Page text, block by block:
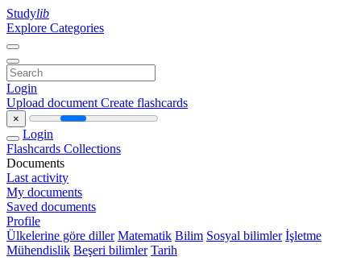
Studylib
Explore Categories
Login
Upload document Create flashcards
×
Login
Flashcards Collections
Documents
Last activity
My documents
Saved documents
Profile
Ülkelerine göre diller Matematik Bilim Sosyal bilimler İşletme
Mühendislik Beşeri bilimler Tarih